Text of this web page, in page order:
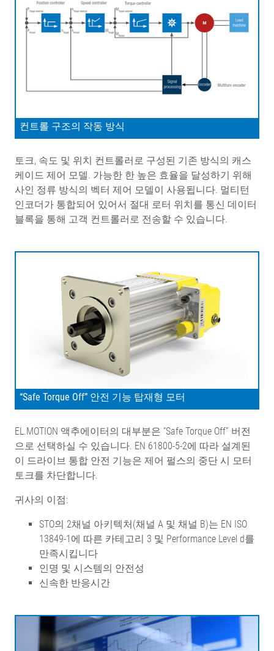
컨트롤 구조의 작동 방식
토크, 속도 및 위치 컨트롤러로 구성된 기존 방식의 캐스
케이드 제어 모델. 가능한 한 높은 효율을 달성하기 위해
사인 정류 방식의 벡터 제어 모델이 사용됩니다. 멀티턴
인코더가 통합되어 있어서 절대 로터 위치를 통신 데이터
블록을 통해 고객 컨트롤러로 전송할 수 있습니다.
“Safe Torque Off” 안전 기능 탑재형 모터
EL.MOTION 액추에이터의 대부분은 “Safe Torque Off” 버전
으로 선택하실 수 있습니다. EN 61800-5-2에 따라 설계된
이 드라이브 통합 안전 기능은 제어 펄스의 중단 시 모터
토크를 차단합니다.
귀사의 이점:
STO의 2채널 아키텍처(채널 A 및 채널 B)는 EN ISO
13849-1에 따른 카테고리 3 및 Performance Level d를
만족시킵니다
인명 및 시스템의 안전성
신속한 반응시간